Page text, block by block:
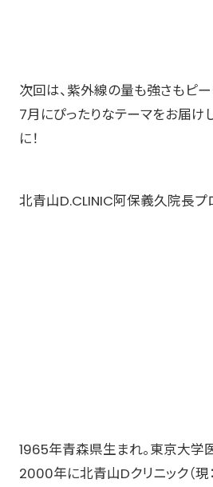
次回は、紫外線の量も強さもピ
7月にぴったりなテーマをお届け
に！
北青山D.CLINIC阿保義久院長プ
1965年青森県生まれ。東京大学
2000年に北青山Dクリニック（現